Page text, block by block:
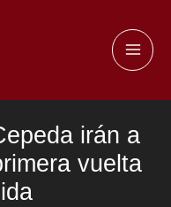
irán a
vuelta